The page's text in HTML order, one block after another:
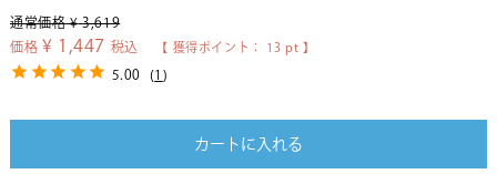
通常価格 ¥ 3,619
価格 ¥ 1,447 税込 【 獲得ポイント： 13 pt 】
5.00 (1 )
カートに入れる